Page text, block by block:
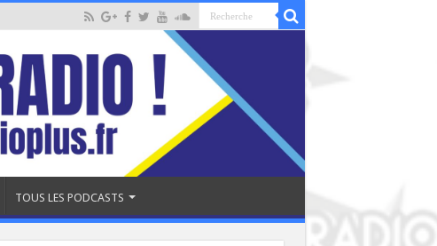
TOUS LES PODCASTS